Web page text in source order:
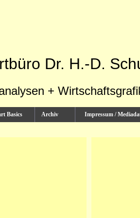
Dr. H.-D.
+
Basics Archiv Impressum /